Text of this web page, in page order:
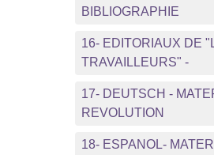
BIBLIOGRAPHIE
16- EDITORIAUX DE
TRAVAILLEURS" -
17- DEUTSCH -
REVOLUTION
18- ESPANOL-